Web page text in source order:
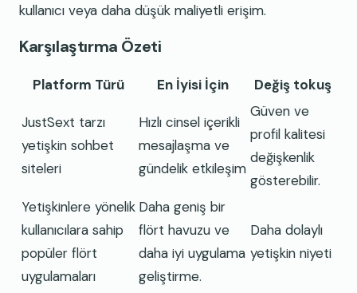
kullanıcı veya daha düşük maliyetli erişim.
Karşılaştırma Özeti
Platform Türü En İyisi İçin Değiş tokuş
JustSext tarzı
yetişkin sohbet
siteleri
Hızlı cinsel içerikli
mesajlaşma ve
gündelik etkileşim
Güven ve
profil kalitesi
değişkenlik
gösterebilir.
Yetişkinlere yönelik
kullanıcılara sahip
popüler flört
uygulamaları
Daha geniş bir
flört havuzu ve
daha iyi uygulama
geliştirme.
Daha dolaylı
yetişkin niyeti